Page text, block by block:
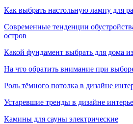
Как выбрать настольную лампу для
Современные тенденции
остров
Какой фундамент выбрать для дома
На что обратить внимание при
Роль тёмного потолка в дизайне
Устаревшие тренды в дизайне
Камины для сауны электрические